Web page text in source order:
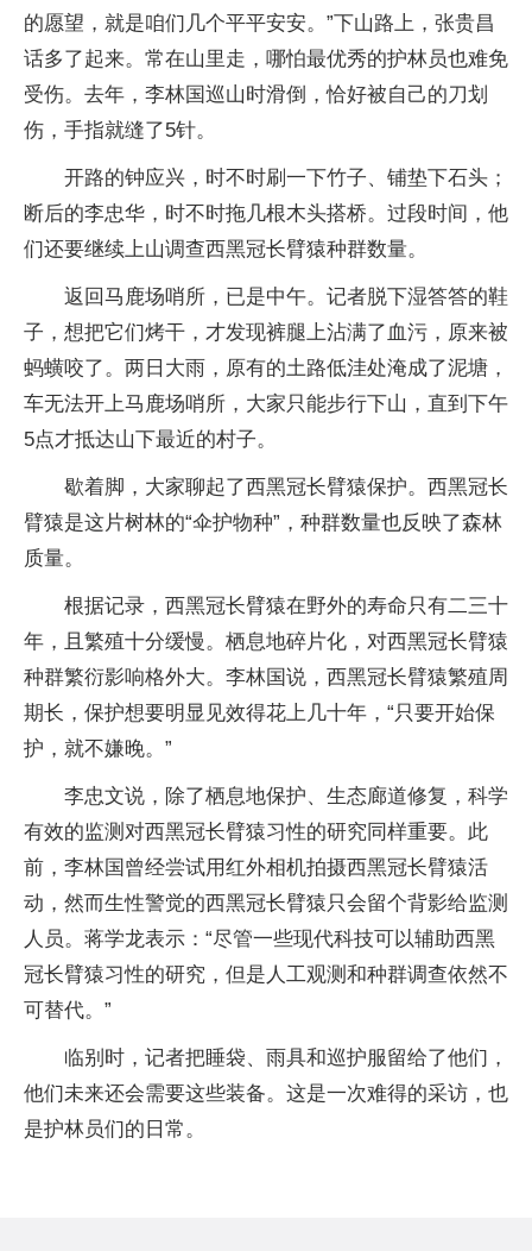
的愿望，就是咱们几个平平安安。”下山路上，张贵昌
话多了起来。常在山里走，哪怕最优秀的护林员也难免
受伤。去年，李林国巡山时滑倒，恰好被自己的刀划
伤，手指就缝了5针。
开路的钟应兴，时不时刷一下竹子、铺垫下石头；
断后的李忠华，时不时拖几根木头搭桥。过段时间，他
们还要继续上山调查西黑冠长臂猿种群数量。
返回马鹿场哨所，已是中午。记者脱下湿答答的鞋
子，想把它们烤干，才发现裤腿上沾满了血污，原来被
蚂蟥咬了。两日大雨，原有的土路低洼处淹成了泥塘，
车无法开上马鹿场哨所，大家只能步行下山，直到下午
5点才抵达山下最近的村子。
歇着脚，大家聊起了西黑冠长臂猿保护。西黑冠长
臂猿是这片树林的“伞护物种”，种群数量也反映了森林
质量。
根据记录，西黑冠长臂猿在野外的寿命只有二三十
年，且繁殖十分缓慢。栖息地碎片化，对西黑冠长臂猿
种群繁衍影响格外大。李林国说，西黑冠长臂猿繁殖周
期长，保护想要明显见效得花上几十年，“只要开始保
护，就不嫌晚。”
李忠文说，除了栖息地保护、生态廊道修复，科学
有效的监测对西黑冠长臂猿习性的研究同样重要。此
前，李林国曾经尝试用红外相机拍摄西黑冠长臂猿活
动，然而生性警觉的西黑冠长臂猿只会留个背影给监测
人员。蒋学龙表示：“尽管一些现代科技可以辅助西黑
冠长臂猿习性的研究，但是人工观测和种群调查依然不
可替代。”
临别时，记者把睡袋、雨具和巡护服留给了他们，
他们未来还会需要这些装备。这是一次难得的采访，也
是护林员们的日常。